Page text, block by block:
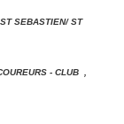
SEBASTIEN/ ST
- CLUB ,